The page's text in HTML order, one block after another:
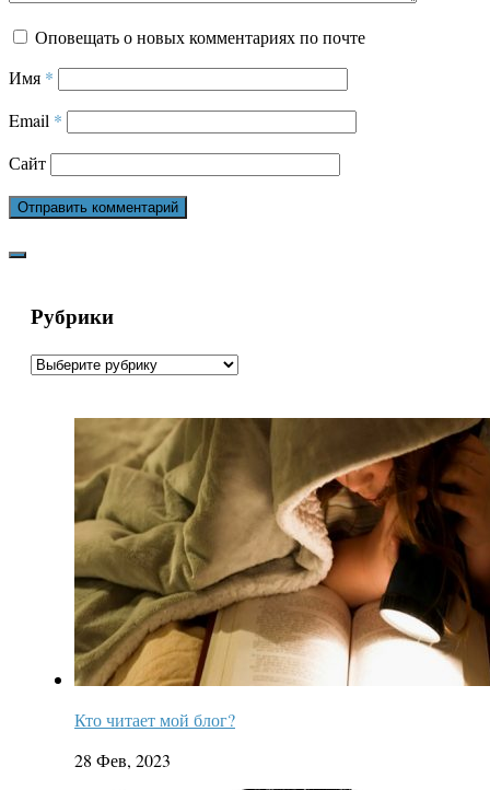
Оповещать о новых комментариях по почте
Имя *
Email *
Сайт
Рубрики
Рубрики
Кто читает мой блог?
28 Фев, 2023